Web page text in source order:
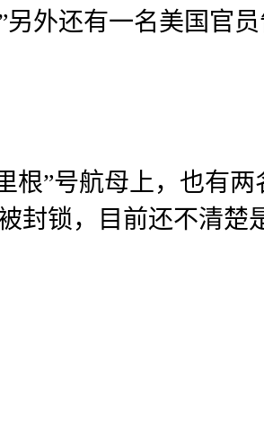
外还有一名美国官员
根”号航母上，也有
封锁，目前还不清楚